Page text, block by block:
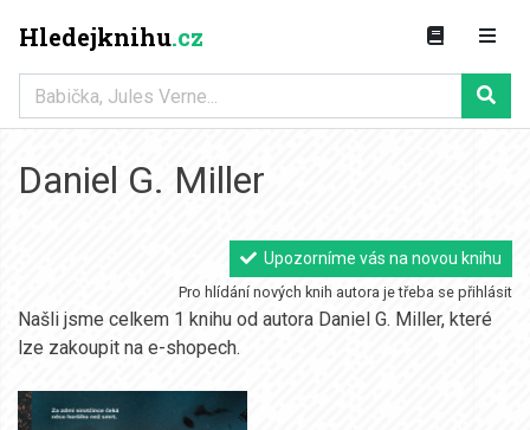
Hledejknihu.cz
Daniel G. Miller
Upozorníme vás na novou knihu
Pro hlídání nových knih autora je třeba se přihlásit
Našli jsme celkem 1 knihu od autora Daniel G. Miller, které
lze zakoupit na e-shopech.